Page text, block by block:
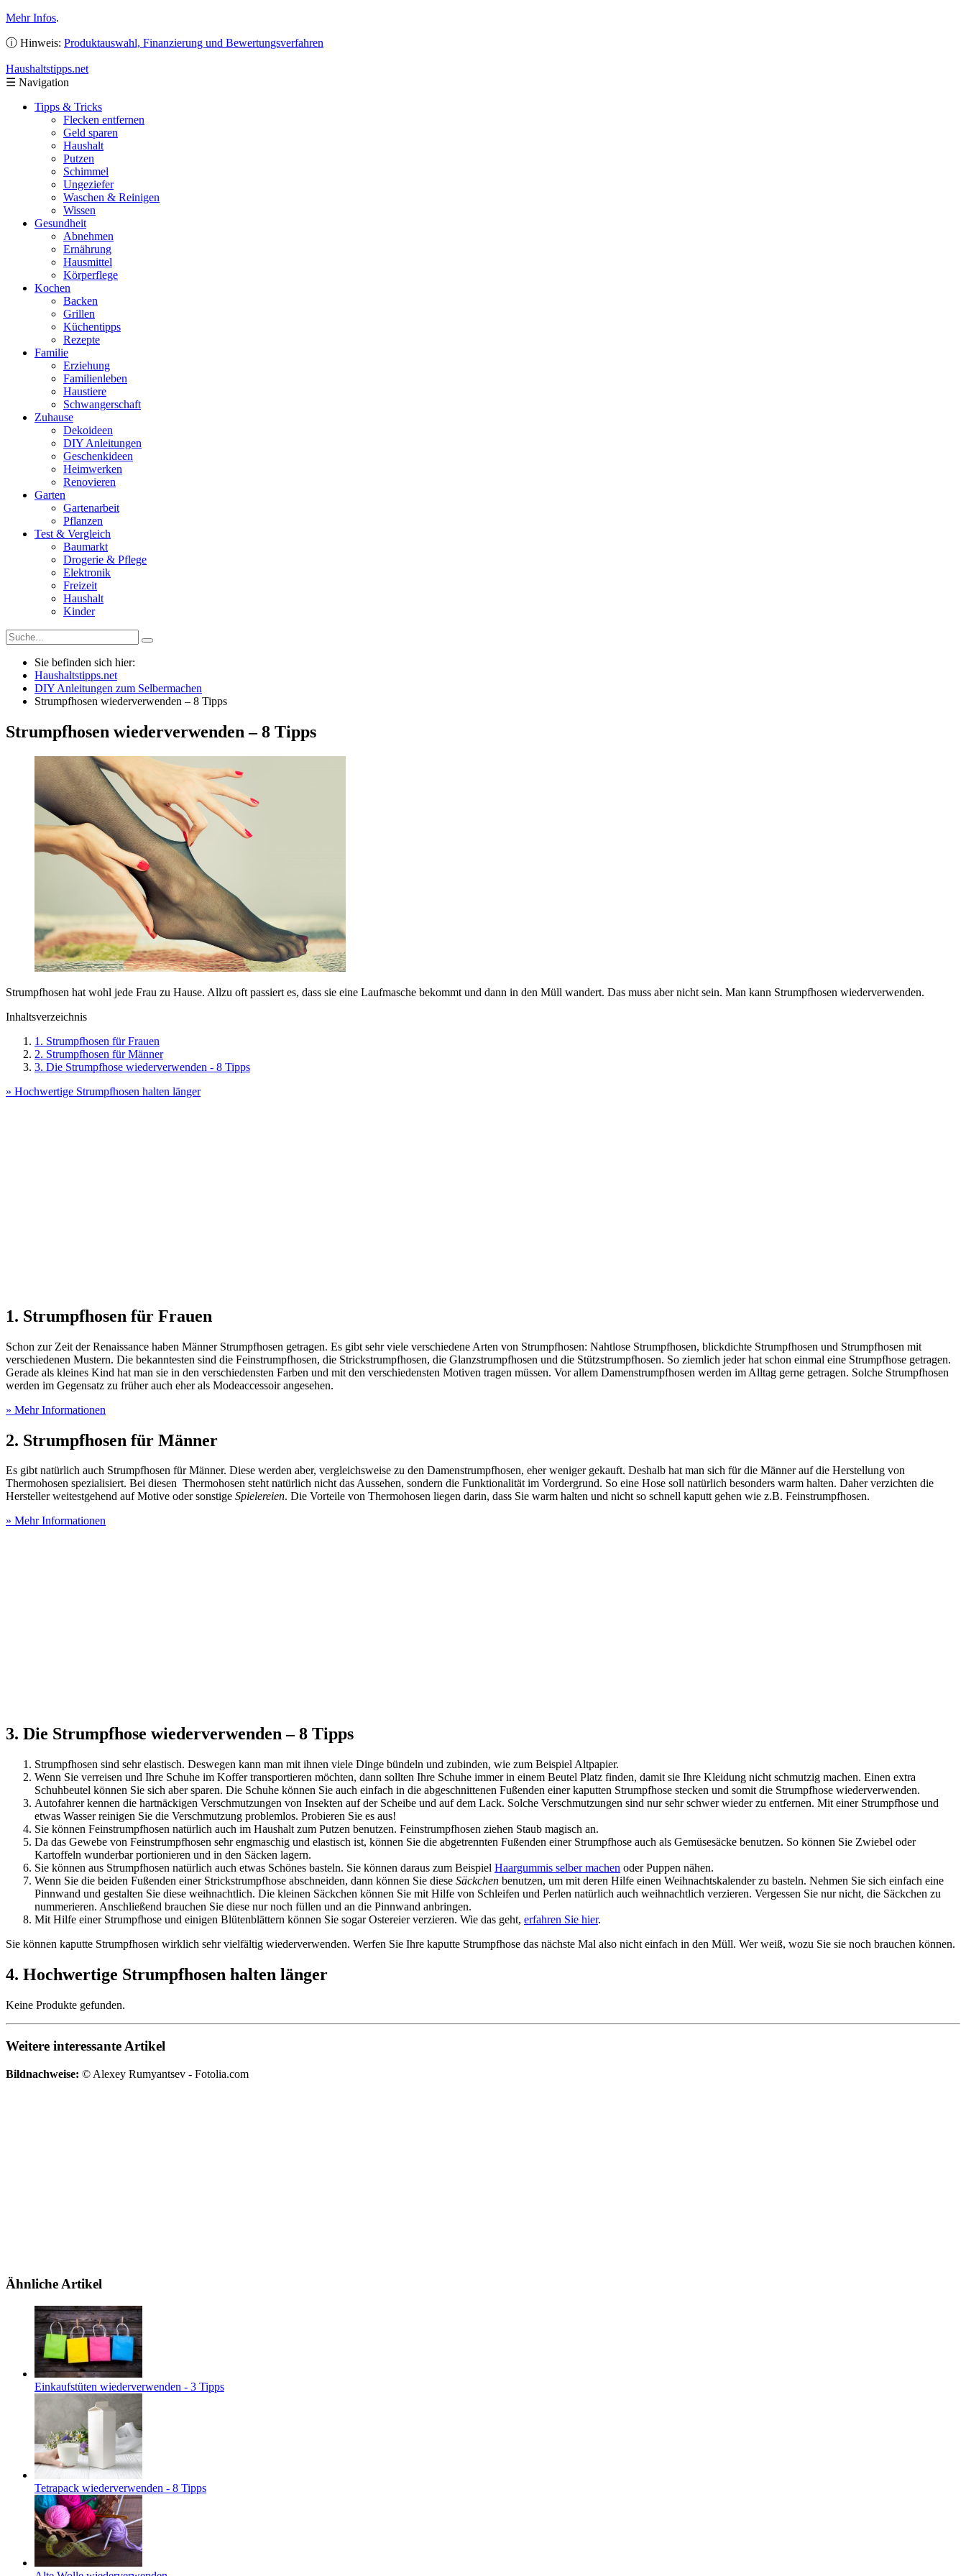
Mehr Infos.
ⓘ Hinweis: Produktauswahl, Finanzierung und Bewertungsverfahren
Haushaltstipps.net
☰ Navigation
Tipps & Tricks
Flecken entfernen
Geld sparen
Haushalt
Putzen
Schimmel
Ungeziefer
Waschen & Reinigen
Wissen
Gesundheit
Abnehmen
Ernährung
Hausmittel
Körperflege
Kochen
Backen
Grillen
Küchentipps
Rezepte
Familie
Erziehung
Familienleben
Haustiere
Schwangerschaft
Zuhause
Dekoideen
DIY Anleitungen
Geschenkideen
Heimwerken
Renovieren
Garten
Gartenarbeit
Pflanzen
Test & Vergleich
Baumarkt
Drogerie & Pflege
Elektronik
Freizeit
Haushalt
Kinder
Sie befinden sich hier:
Haushaltstipps.net
DIY Anleitungen zum Selbermachen
Strumpfhosen wiederverwenden – 8 Tipps
Strumpfhosen wiederverwenden – 8 Tipps
Strumpfhosen hat wohl jede Frau zu Hause. Allzu oft passiert es, dass sie eine Laufmasche bekommt und dann in den Müll wandert. Das muss aber nicht sein. Man kann Strumpfhosen wiederverwenden.
Inhaltsverzeichnis
1. Strumpfhosen für Frauen
2. Strumpfhosen für Männer
3. Die Strumpfhose wiederverwenden - 8 Tipps
» Hochwertige Strumpfhosen halten länger
1. Strumpfhosen für Frauen
Schon zur Zeit der Renaissance haben Männer Strumpfhosen getragen. Es gibt sehr viele verschiedene Arten von Strumpfhosen: Nahtlose Strumpfhosen, blickdichte Strumpfhosen und Strumpfhosen mit
verschiedenen Mustern. Die bekanntesten sind die Feinstrumpfhosen, die Strickstrumpfhosen, die Glanzstrumpfhosen und die Stützstrumpfhosen. So ziemlich jeder hat schon einmal eine Strumpfhose getragen.
Gerade als kleines Kind hat man sie in den verschiedensten Farben und mit den verschiedensten Motiven tragen müssen. Vor allem Damenstrumpfhosen werden im Alltag gerne getragen. Solche Strumpfhosen
werden im Gegensatz zu früher auch eher als Modeaccessoir angesehen.
» Mehr Informationen
2. Strumpfhosen für Männer
Es gibt natürlich auch Strumpfhosen für Männer. Diese werden aber, vergleichsweise zu den Damenstrumpfhosen, eher weniger gekauft. Deshalb hat man sich für die Männer auf die Herstellung von
Thermohosen spezialisiert. Bei diesen Thermohosen steht natürlich nicht das Aussehen, sondern die Funktionalität im Vordergrund. So eine Hose soll natürlich besonders warm halten. Daher verzichten die
Hersteller weitestgehend auf Motive oder sonstige Spielereien. Die Vorteile von Thermohosen liegen darin, dass Sie warm halten und nicht so schnell kaputt gehen wie z.B. Feinstrumpfhosen.
» Mehr Informationen
3. Die Strumpfhose wiederverwenden – 8 Tipps
Strumpfhosen sind sehr elastisch. Deswegen kann man mit ihnen viele Dinge bündeln und zubinden, wie zum Beispiel Altpapier.
Wenn Sie verreisen und Ihre Schuhe im Koffer transportieren möchten, dann sollten Ihre Schuhe immer in einem Beutel Platz finden, damit sie Ihre Kleidung nicht schmutzig machen. Einen extra
Schuhbeutel können Sie sich aber sparen. Die Schuhe können Sie auch einfach in die abgeschnittenen Fußenden einer kaputten Strumpfhose stecken und somit die Strumpfhose wiederverwenden.
Autofahrer kennen die hartnäckigen Verschmutzungen von Insekten auf der Scheibe und auf dem Lack. Solche Verschmutzungen sind nur sehr schwer wieder zu entfernen. Mit einer Strumpfhose und
etwas Wasser reinigen Sie die Verschmutzung problemlos. Probieren Sie es aus!
Sie können Feinstrumpfhosen natürlich auch im Haushalt zum Putzen benutzen. Feinstrumpfhosen ziehen Staub magisch an.
Da das Gewebe von Feinstrumpfhosen sehr engmaschig und elastisch ist, können Sie die abgetrennten Fußenden einer Strumpfhose auch als Gemüsesäcke benutzen. So können Sie Zwiebel oder
Kartoffeln wunderbar portionieren und in den Säcken lagern.
Sie können aus Strumpfhosen natürlich auch etwas Schönes basteln. Sie können daraus zum Beispiel Haargummis selber machen oder Puppen nähen.
Wenn Sie die beiden Fußenden einer Strickstrumpfhose abschneiden, dann können Sie diese Säckchen benutzen, um mit deren Hilfe einen Weihnachtskalender zu basteln. Nehmen Sie sich einfach eine
Pinnwand und gestalten Sie diese weihnachtlich. Die kleinen Säckchen können Sie mit Hilfe von Schleifen und Perlen natürlich auch weihnachtlich verzieren. Vergessen Sie nur nicht, die Säckchen zu
nummerieren. Anschließend brauchen Sie diese nur noch füllen und an die Pinnwand anbringen.
Mit Hilfe einer Strumpfhose und einigen Blütenblättern können Sie sogar Ostereier verzieren. Wie das geht, erfahren Sie hier.
Sie können kaputte Strumpfhosen wirklich sehr vielfältig wiederverwenden. Werfen Sie Ihre kaputte Strumpfhose das nächste Mal also nicht einfach in den Müll. Wer weiß, wozu Sie sie noch brauchen können.
4. Hochwertige Strumpfhosen halten länger
Keine Produkte gefunden.
Weitere interessante Artikel
Bildnachweise: © Alexey Rumyantsev - Fotolia.com
Ähnliche Artikel
Einkaufstüten wiederverwenden - 3 Tipps
Tetrapack wiederverwenden - 8 Tipps